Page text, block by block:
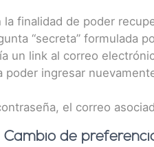
la finalidad de poder
“secreta” formulada
un link al correo
poder ingresar
el correo
Cambio de